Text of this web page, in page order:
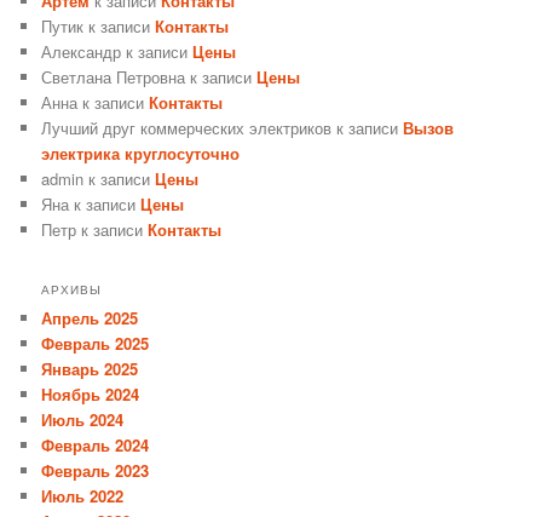
Путик к записиКонтакты
Александр к записиЦены
Светлана Петровна к записиЦены
Анна к записиКонтакты
Лучший друг коммерческих электриков к записиВызов
электрика круглосуточно
admin к записиЦены
Яна к записиЦены
Петр к записиКонтакты
АРХИВЫ
Апрель 2025
Февраль 2025
Январь 2025
Ноябрь 2024
Июль 2024
Февраль 2024
Февраль 2023
Июль 2022